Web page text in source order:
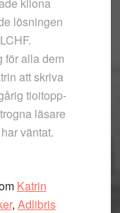
lösningen
för alla dem
att skriva
tio­i­topp­
läsare
väntat.
Katrin
, Adlibris